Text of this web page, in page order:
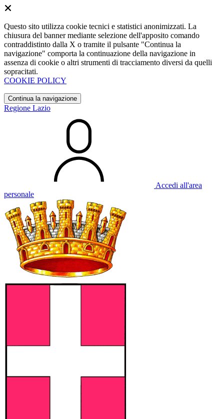
Questo sito utilizza cookie tecnici e statistici anonimizzati. La
chiusura del banner mediante selezione dell'apposito comando
contraddistinto dalla X o tramite il pulsante "Continua la
navigazione" comporta la continuazione della navigazione in
assenza di cookie o altri strumenti di tracciamento diversi da quelli
sopracitati.
COOKIE POLICY
Continua la navigazione
Regione Lazio
Accedi all'area
personale